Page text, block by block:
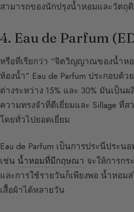
สามารถของนักปรุงน้ำหอมและวัตถุ
4. Eau de Parfum
หรือที่เรียกว่า “จิตวิญญาณของน้ำห
ห้องน้ำ” Eau de Parfum ประกอบด้
ต่างระหว่าง 15% และ 30% มันเป็
ความทรงจำที่ดีเยี่ยมและ Sillage ที่ส
โดยทั่วไปยอดเยี่ยม
Eau de Parfum เป็นการประนีประน
เช่น น้ำหอมที่มีกฤษณา จะให้การก
และการใช้รายวันก็เพียงพอ น้ำหอม
เสื้อผ้าได้หลายวัน